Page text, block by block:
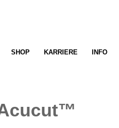
SHOP KARRIERE INFO